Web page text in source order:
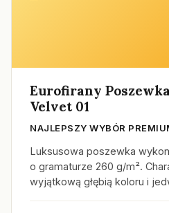
Eurofirany Poszewka
Velvet 01
NAJLEPSZY WYBÓR
Luksusowa poszewka
o gramaturze 260 g/m².
wyjątkową głębią koloru i